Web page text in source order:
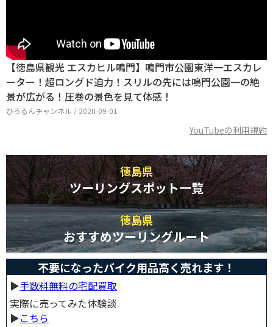
【徳島県観光 エスカヒル鳴門】鳴門市公園東洋一エスカレ
ーター！超ロングド迫力！スリルの先には鳴門公園一の絶
景が広がる！圧巻の景色を見て体感！
ひろるんチャンネル / 2020-09-01
YouTubeの利用規約
徳島県
ツーリングスポット一覧
徳島県
おすすめツーリングルート
不要になったバイク用品高く売れます！
▶︎手数料無料の宅配買取
実際に売ってみた体験談
▶︎こちら